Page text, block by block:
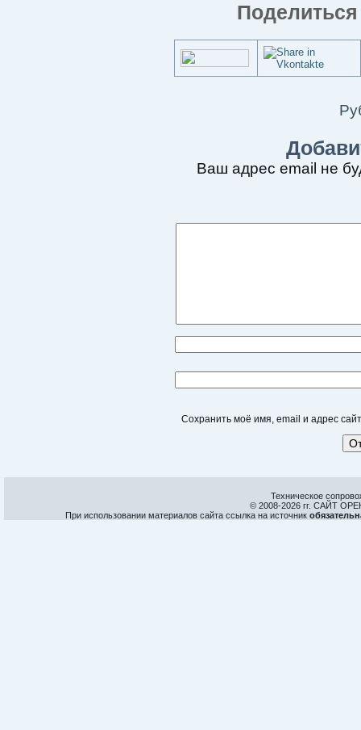
Ваш адрес email не
Сохранить моё имя, email и адрес
Техническое
© 2008-2026 гг. САЙТ
При использовании материалов сайта ссылка на источник